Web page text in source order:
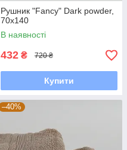
Рушник "Fancy" Dark powder,
70x140
В наявності
432 ₴ 720 ₴
Купити
–40%